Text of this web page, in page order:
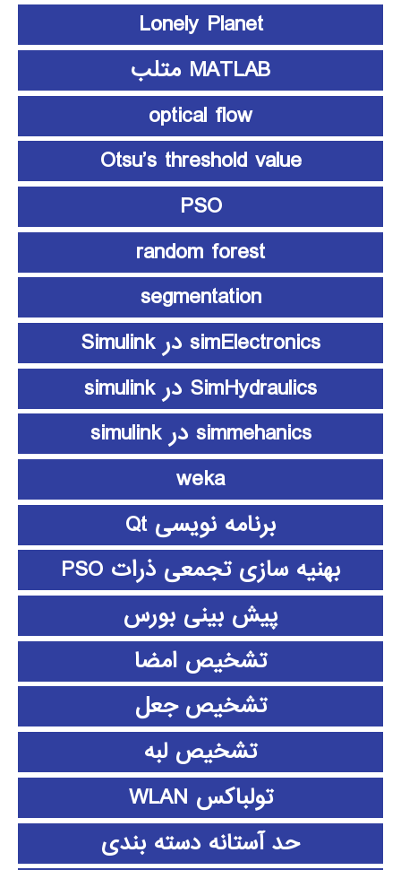
Lonely Planet
MATLAB متلب
optical flow
Otsu’s threshold value
PSO
random forest
segmentation
simElectronics در Simulink
SimHydraulics در simulink
simmehanics در simulink
weka
برنامه نویسی Qt
بهنیه سازی تجمعی ذرات PSO
پیش بینی بورس
تشخیص امضا
تشخیص جعل
تشخیص لبه
تولباکس WLAN
حد آستانه دسته بندی